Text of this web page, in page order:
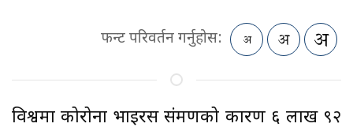
फन्ट परिवर्तन गर्नुहोस:
विश्वमा कोरोना भाइरस संक्रमणको कारण ६ लाख ९२